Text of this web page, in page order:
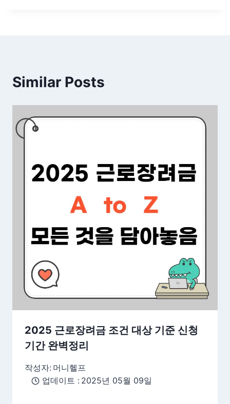
Similar Posts
2025 근로장려금 조건 대상 기준 신청
기간 완벽정리
작성자: 머니헬프
업데이트 : 2025년 05월 09일